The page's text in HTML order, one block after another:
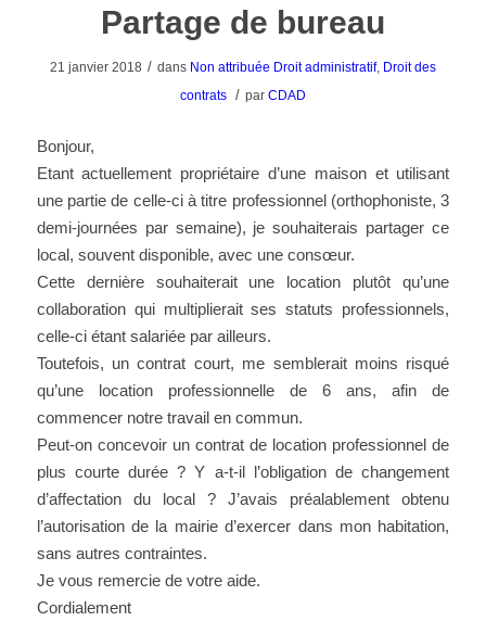
Partage de bureau
21 janvier 2018 / dans Non attribuée Droit administratif, Droit des
contrats / par CDAD
Bonjour,
Etant actuellement propriétaire d’une maison et utilisant
une partie de celle-ci à titre professionnel (orthophoniste, 3
demi-journées par semaine), je souhaiterais partager ce
local, souvent disponible, avec une consœur.
Cette dernière souhaiterait une location plutôt qu’une
collaboration qui multiplierait ses statuts professionnels,
celle-ci étant salariée par ailleurs.
Toutefois, un contrat court, me semblerait moins risqué
qu’une location professionnelle de 6 ans, afin de
commencer notre travail en commun.
Peut-on concevoir un contrat de location professionnel de
plus courte durée ? Y a-t-il l’obligation de changement
d’affectation du local ? J’avais préalablement obtenu
l’autorisation de la mairie d’exercer dans mon habitation,
sans autres contraintes.
Je vous remercie de votre aide.
Cordialement